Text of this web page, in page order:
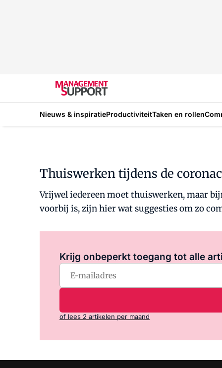
Nieuws & inspiratieProductiviteitTaken en rollen
Thuiswerken tijdens de
Vrijwel iedereen moet thuiswerken, maar
voorbij is, zijn hier wat suggesties om zo
Krijg onbeperkt toegang tot alle
of lees 2 artikelen per maand